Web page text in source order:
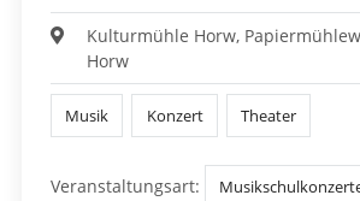
Kulturmühle Horw,
Horw
Musik Konzert Theater
Veranstaltungsart: